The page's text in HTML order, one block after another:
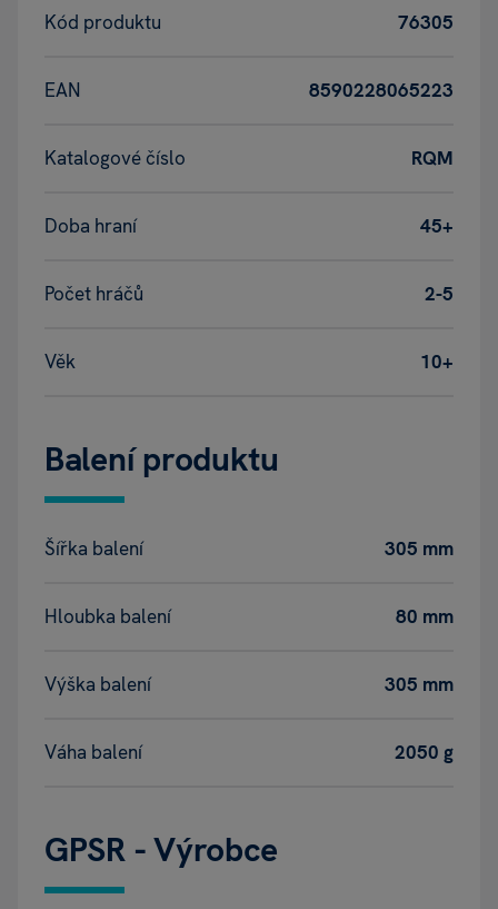
Kód produktu 76305
EAN 8590228065223
Katalogové číslo RQM
Doba hraní 45+
Počet hráčů 2-5
Věk 10+
Balení produktu
Šířka balení 305 mm
Hloubka balení 80 mm
Výška balení 305 mm
Váha balení 2050 g
GPSR - Výrobce